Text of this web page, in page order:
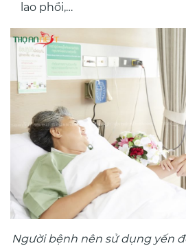
lao phổi,…
Người bệnh nên sử dụng yến